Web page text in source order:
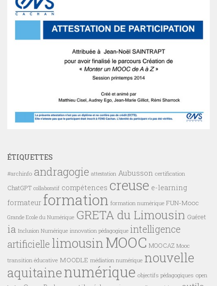
ÉTIQUETTES
#archinfo andragogie attestation Aubusson certification
ChatGPT collaboratif compétences creuse e-learning
formateur formation formation numérique FUN-Mooc
Grande Ecole du Numérique GRETA du Limousin Guéret
ia Inclusion Numérique innovation pédagogique intelligence
artificielle limousin MOOC MOOCAZ Mooc
transition éducative MOODLE médiation numérique nouvelle
aquitainenumérique objectifs pédagogiques open